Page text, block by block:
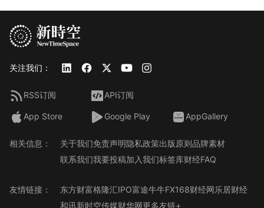
关注我们：
RSS订阅 API订阅
App Store Google Play AppGallery
相关信息： 关于我们免责声明隐私政策出版原则品牌素材
联系我们我要投稿加入我们标签库财经FAQ
友情链接： 东方财富格隆汇IPO富途牛牛FX168财经网乐居财经
和讯新时空传媒财华网更多友链+